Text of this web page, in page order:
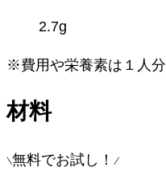
2.7g
※費用や栄養素は １人分
材料
無料でお試し！